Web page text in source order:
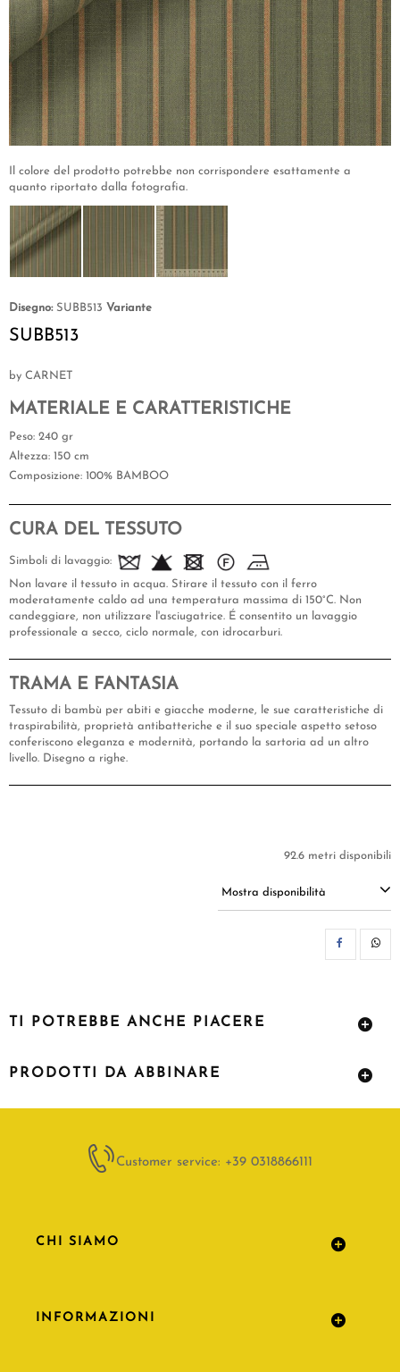
Il colore del prodotto potrebbe non corrispondere esattamente a
quanto riportato dalla fotografia.
Disegno: SUBB513 Variante
SUBB513
by CARNET
MATERIALE E CARATTERISTICHE
Peso: 240 gr
Altezza: 150 cm
Composizione: 100% BAMBOO
CURA DEL TESSUTO
Simboli di lavaggio:
Non lavare il tessuto in acqua. Stirare il tessuto con il ferro
moderatamente caldo ad una temperatura massima di 150°C. Non
candeggiare, non utilizzare l'asciugatrice. É consentito un lavaggio
professionale a secco, ciclo normale, con idrocarburi.
TRAMA E FANTASIA
Tessuto di bambù per abiti e giacche moderne, le sue caratteristiche di
traspirabilità, proprietà antibatteriche e il suo speciale aspetto setoso
conferiscono eleganza e modernità, portando la sartoria ad un altro
livello. Disegno a righe.
92.6 metri disponibili
Mostra disponibilità
TI POTREBBE ANCHE PIACERE
PRODOTTI DA ABBINARE
Customer service: +39 0318866111
CHI SIAMO
INFORMAZIONI